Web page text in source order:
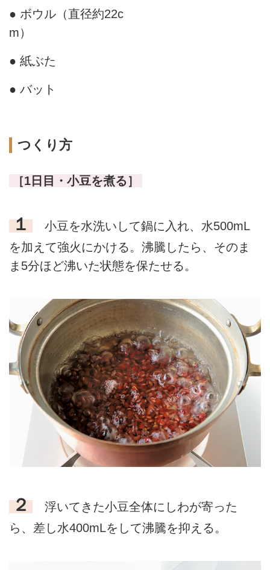
● ボウル（直径約22c
m）
● 紙ぶた
● バット
つくり方
［1日目・小豆を煮る］
１
小豆を水洗いして鍋に入れ、水500mL
を加えて強火にかける。沸騰したら、そのま
ま5分ほど沸いた状態を保たせる。
２
浮いてきた小豆全体にしわが寄った
ら、差し水400mLをして沸騰を抑える。